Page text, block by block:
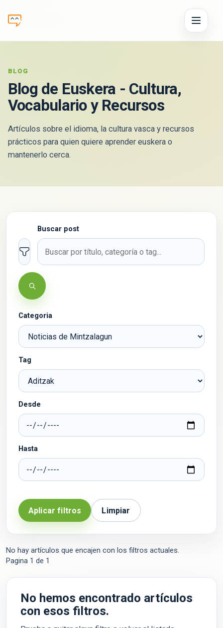
BLOG
Blog de Euskera - Cultura,
Vocabulario y Recursos
Artículos sobre el idioma, la cultura vasca y recursos
prácticos para quien quiere aprender euskera o
mantenerlo cerca.
Filtros
Buscar post
Buscar
Categoria
Tag
Desde
Hasta
Aplicar filtros Limpiar
No hay artículos que encajen con los filtros actuales.
Pagina 1 de 1
No hemos encontrado artículos
con esos filtros.